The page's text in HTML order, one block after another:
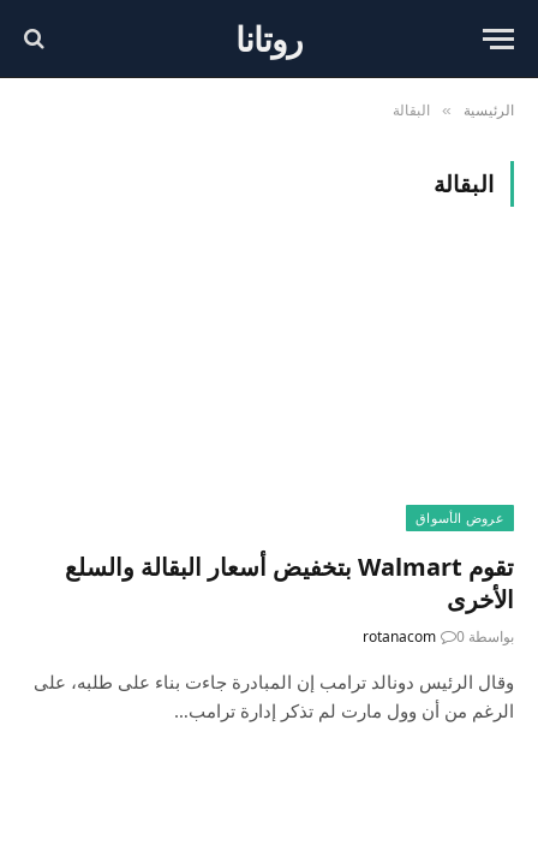
روتانا
الرئيسية » البقالة
البقالة
عروض الأسواق
تقوم Walmart بتخفيض أسعار البقالة والسلع
الأخرى
بواسطة rotanacom 0
وقال الرئيس دونالد ترامب إن المبادرة جاءت بناء على طلبه، على
الرغم من أن وول مارت لم تذكر إدارة ترامب…